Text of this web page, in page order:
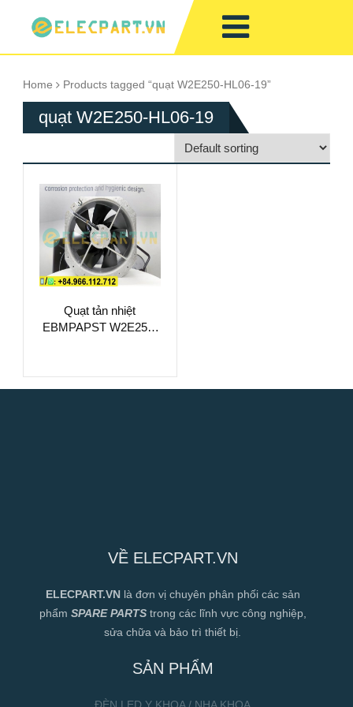
Home Products tagged “quạt W2E250-HL06-19”
quạt W2E250-HL06-19
Quạt tản nhiệt
EBMPAPST W2E250-
VỀ ELECPART.VN
ELECPART.VN là đơn vị chuyên phân phối các sản
phẩm SPARE PARTStrong các lĩnh vực công nghiệp,
sửa chữa và bảo trì thiết bị.
SẢN PHẨM
ĐÈN LED Y KHOA / NHA KHOA